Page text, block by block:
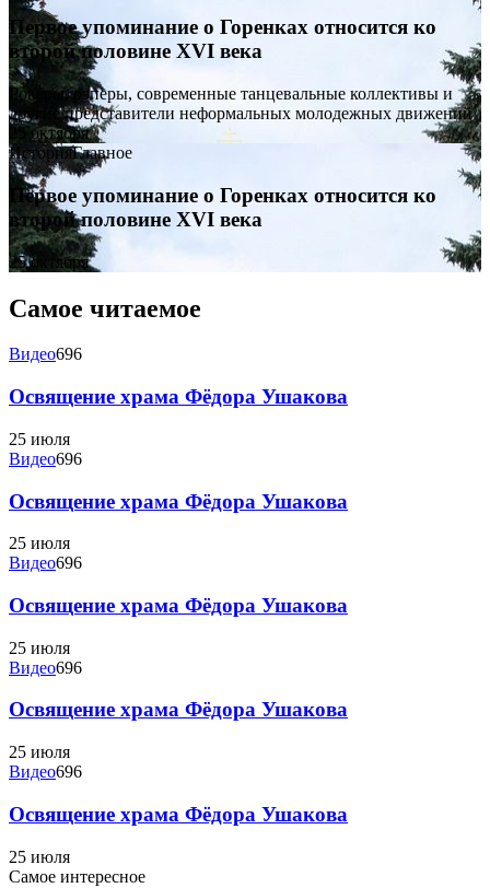
Первое упоминание о Горенках относится ко
второй половине XVI века
Рокеры, рэперы, современные танцевальные коллективы и
другие представители неформальных молодежных движений
25 октября
ИсторияГлавное
Первое упоминание о Горенках относится ко
второй половине XVI века
25 октября
Самое читаемое
Видео696
Освящение храма Фёдора Ушакова
25 июля
Видео696
Освящение храма Фёдора Ушакова
25 июля
Видео696
Освящение храма Фёдора Ушакова
25 июля
Видео696
Освящение храма Фёдора Ушакова
25 июля
Видео696
Освящение храма Фёдора Ушакова
25 июля
Самое интересное